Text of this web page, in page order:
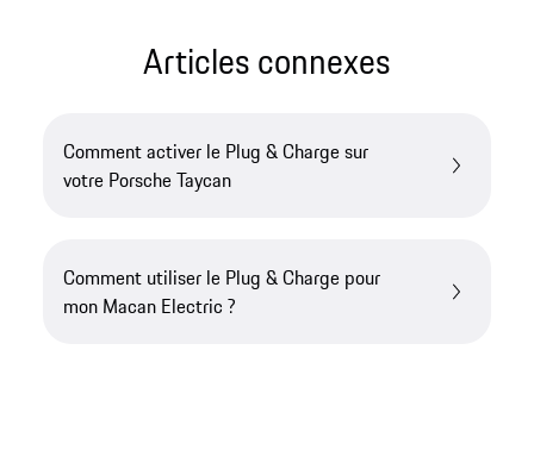
Articles connexes
Comment activer le Plug & Charge sur
votre Porsche Taycan
Comment utiliser le Plug & Charge pour
mon Macan Electric ?